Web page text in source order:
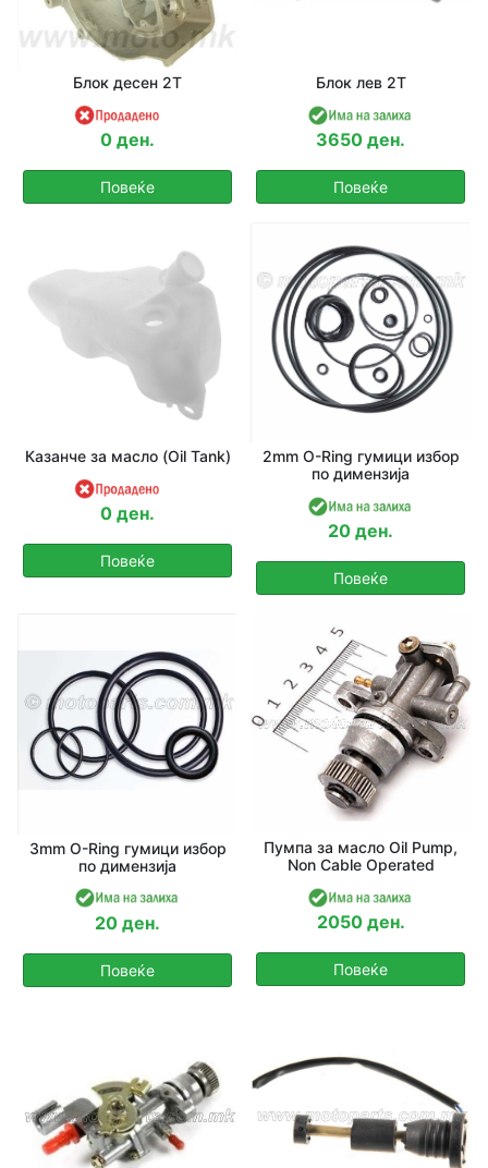
Блок десен 2Т
0 ден.
Повеќе
Блок лев 2Т
3650 ден.
Повеќе
Казанче за масло (Oil Tank)
0 ден.
Повеќе
2mm O-Ring гумици избор
по димензија
20 ден.
Повеќе
3mm O-Ring гумици избор
по димензија
20 ден.
Повеќе
Пумпа за масло Oil Pump,
Non Cable Operated
2050 ден.
Повеќе